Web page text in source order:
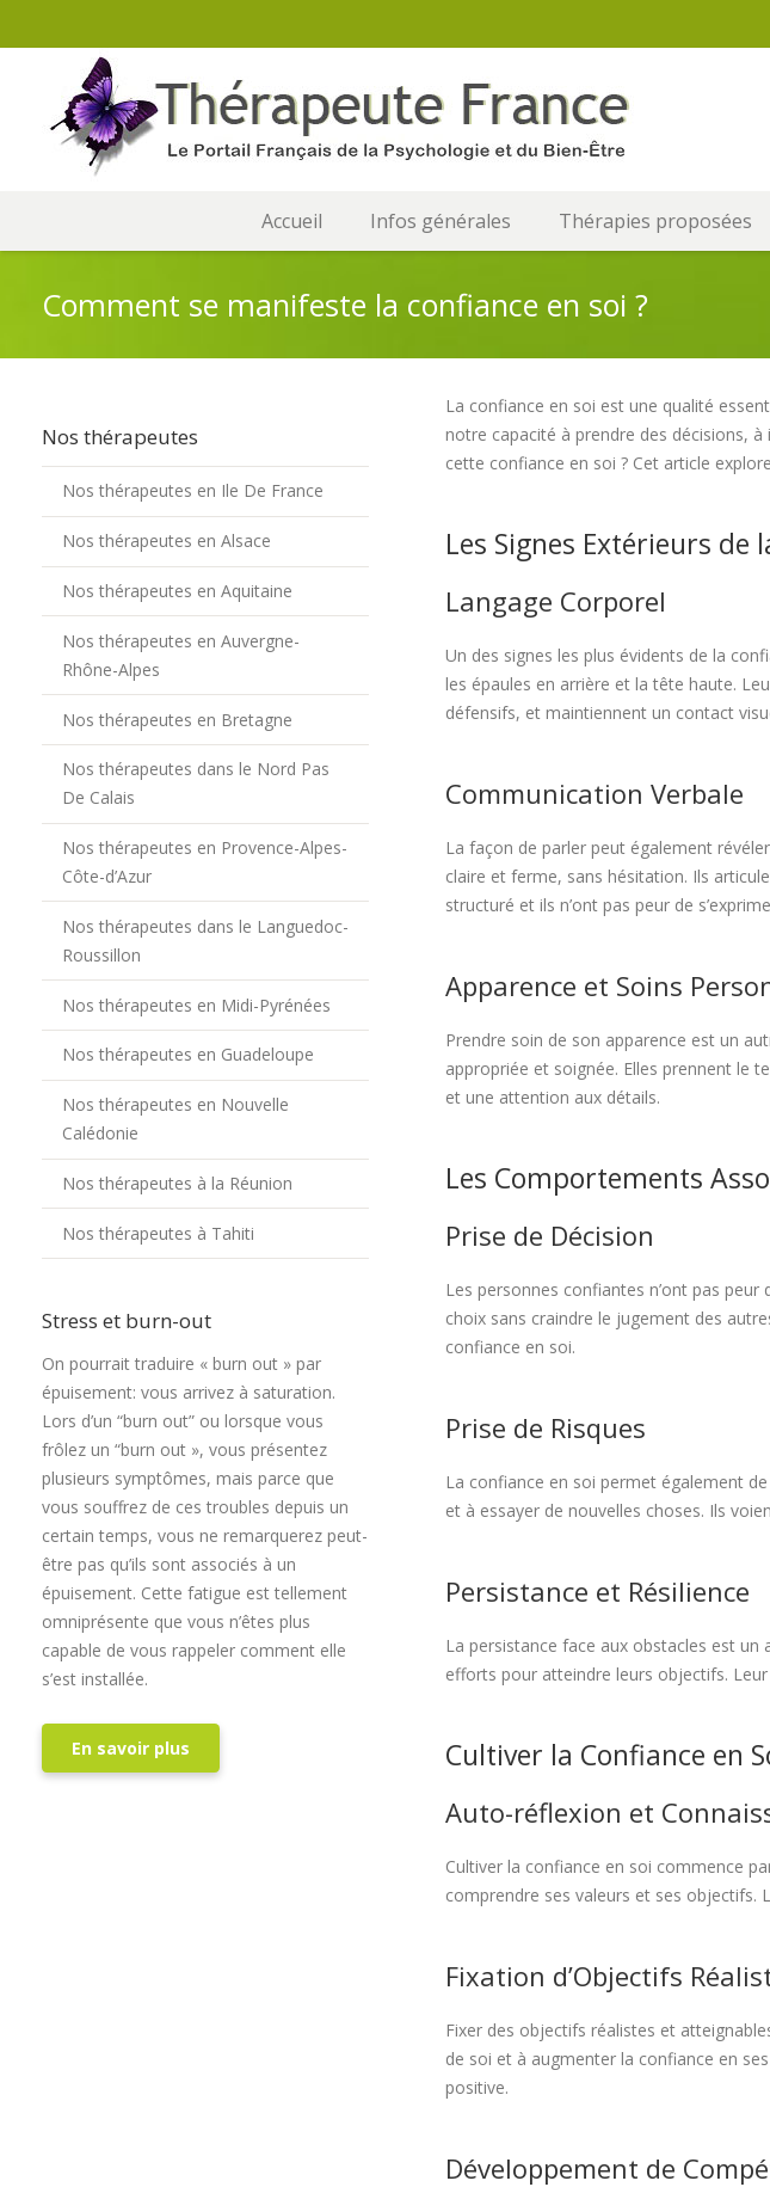
Accueil Infos générales Thérapies proposées
Comment se manifeste la confiance en soi ?
La confiance en soi est une qualité
notre capacité à prendre des décisions,
cette confiance en soi ? Cet article
Les Signes Extérieurs de
Langage Corporel
Un des signes les plus évidents de la
les épaules en arrière et la tête haute.
défensifs, et maintiennent un contact
Communication Verbale
La façon de parler peut également
claire et ferme, sans hésitation. Ils
structuré et ils n’ont pas peur de
Apparence et Soins
Prendre soin de son apparence est un
appropriée et soignée. Elles prennent le
et une attention aux détails.
Les Comportements
Prise de Décision
Les personnes confiantes n’ont pas
choix sans craindre le jugement des
confiance en soi.
Prise de Risques
La confiance en soi permet également
et à essayer de nouvelles choses. Ils
Persistance et Résilience
La persistance face aux obstacles est
efforts pour atteindre leurs objectifs.
Cultiver la Confiance en
Auto-réflexion et
Cultiver la confiance en soi commence
comprendre ses valeurs et ses objectifs.
Fixation d’Objectifs
Fixer des objectifs réalistes et
de soi et à augmenter la confiance en
positive.
Développement de
Nos thérapeutes
Nos thérapeutes en Ile De France
Nos thérapeutes en Alsace
Nos thérapeutes en Aquitaine
Nos thérapeutes en Auvergne-
Rhône-Alpes
Nos thérapeutes en Bretagne
Nos thérapeutes dans le Nord Pas
De Calais
Nos thérapeutes en Provence-Alpes-
Côte-d’Azur
Nos thérapeutes dans le Languedoc-
Roussillon
Nos thérapeutes en Midi-Pyrénées
Nos thérapeutes en Guadeloupe
Nos thérapeutes en Nouvelle
Calédonie
Nos thérapeutes à la Réunion
Nos thérapeutes à Tahiti
Stress et burn-out
On pourrait traduire « burn out » par
épuisement: vous arrivez à saturation.
Lors d’un “burn out” ou lorsque vous
frôlez un “burn out », vous présentez
plusieurs symptômes, mais parce que
vous souffrez de ces troubles depuis un
certain temps, vous ne remarquerez peut-
être pas qu’ils sont associés à un
épuisement. Cette fatigue est tellement
omniprésente que vous n’êtes plus
capable de vous rappeler comment elle
s’est installée.
En savoir plus